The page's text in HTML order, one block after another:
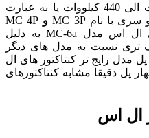
از توان 3 کیلووات الی 440 کیلووات یا به عبارت
و MC 4P
ال اس مدل MC-6a به دلیل
تری نسبت به مدل های دیگر
مدل رایج تر کنتاکتور های ال
پل دقیقا مشابه کنتاکتورهای
ال اس